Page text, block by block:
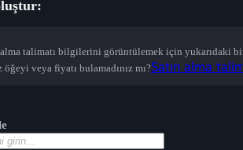
alma talimatı bilgilerini görüntülemek için yukarıdaki
veya fiyatı bulamadınız mı?Satın alma